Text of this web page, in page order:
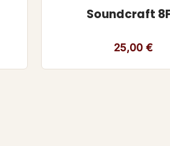
Soundcraft
25,00 €